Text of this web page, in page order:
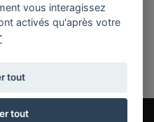
s'appliquent.
vous interagissez
activés qu'après votre
tout
tout